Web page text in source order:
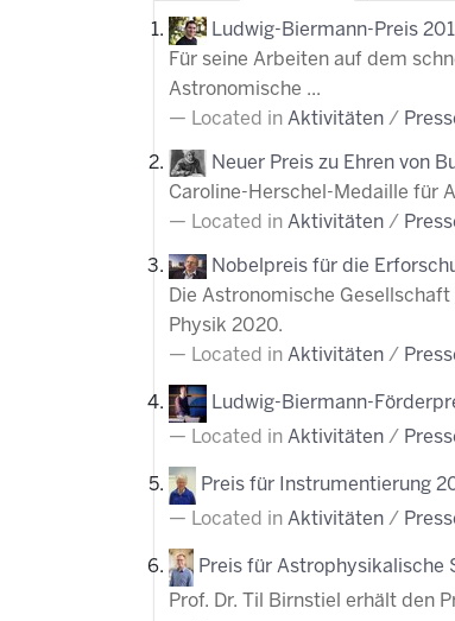
Ludwig-Biermann-Preis
Für seine Arbeiten auf dem
Astronomische ...
Located in Aktivitäten /
Neuer Preis zu Ehren von
Caroline-Herschel-Medaille für
Located in Aktivitäten /
Nobelpreis für die
Die Astronomische
Physik 2020.
Located in Aktivitäten /
Ludwig-Biermann-
Located in Aktivitäten /
Preis für Instrumentierung
Located in Aktivitäten /
Preis für Astrophysikalische
Prof. Dr. Til Birnstiel erhält den